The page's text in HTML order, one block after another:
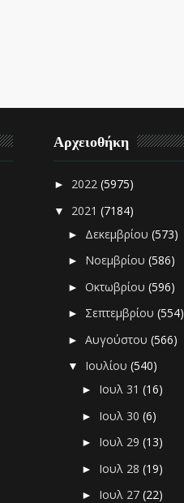
Αρχειοθήκη
► 2022 (5975)
▼ 2021 (7184)
► Δεκεμβρίου (573)
► Νοεμβρίου (586)
► Οκτωβρίου (596)
► Σεπτεμβρίου (554)
► Αυγούστου (566)
▼ Ιουλίου (540)
► Ιουλ 31 (16)
► Ιουλ 30 (6)
► Ιουλ 29 (13)
► Ιουλ 28 (19)
► Ιουλ 27 (22)